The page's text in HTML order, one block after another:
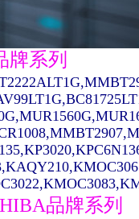
牌系列
品牌系列